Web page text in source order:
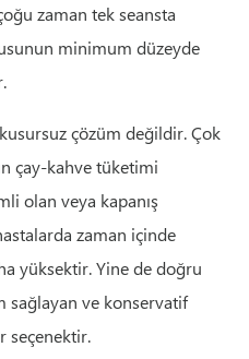
zaman tek seansta
minimum düzeyde
çözüm değildir. Çok
çay-kahve tüketimi
olan veya kapanış
zaman içinde
yüksektir. Yine de doğru
sağlayan ve konservatif
seçenektir.